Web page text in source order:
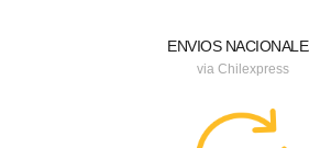
ENVIOS
via Chilexpress